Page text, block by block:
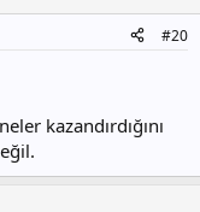
#20
kazandırdığını